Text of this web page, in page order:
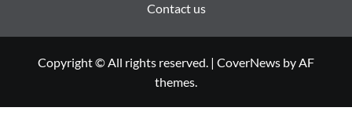
Contact us
Copyright © All rights reserved. | CoverNews by AF
themes.